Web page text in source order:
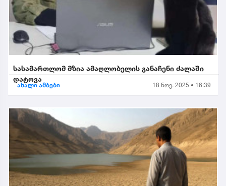
სასამართლომ მზია ამაღლობელის განაჩენი ძალაში
დატოვა
ახალი ამბები 18 ნოე. 2025 • 16:39